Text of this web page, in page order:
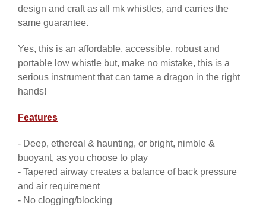
design and craft as all mk whistles, and carries the
same guarantee.
Yes, this is an affordable, accessible, robust and
portable low whistle but, make no mistake, this is a
serious instrument that can tame a dragon in the right
hands!
Features
- Deep, ethereal & haunting, or bright, nimble &
buoyant, as you choose to play
- Tapered airway creates a balance of back pressure
and air requirement
- No clogging/blocking